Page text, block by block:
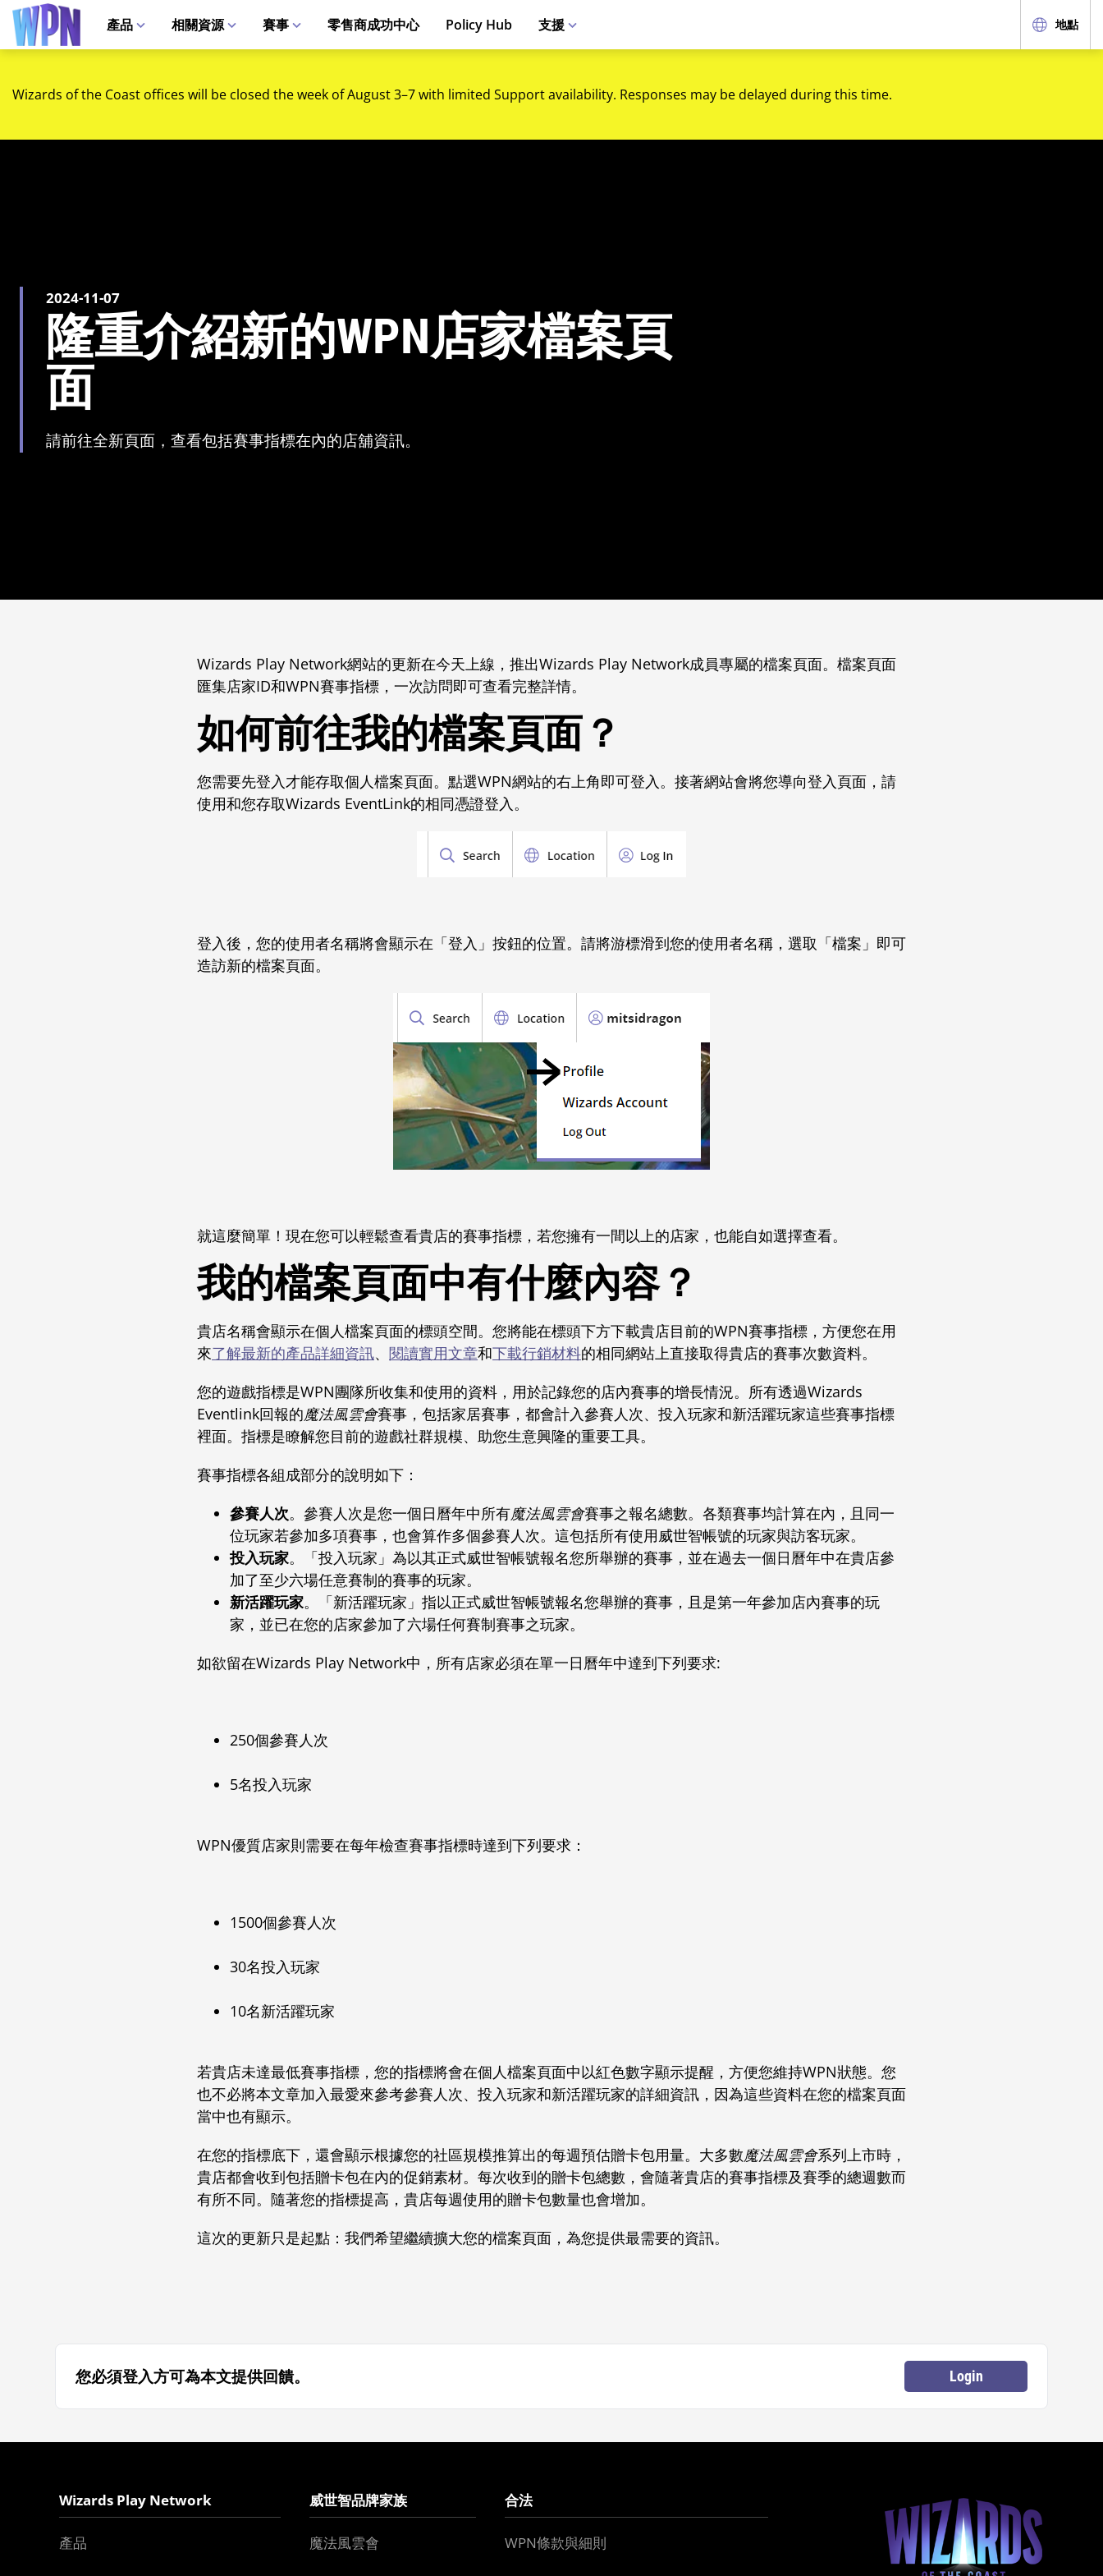
產品 相關資源 賽事 零售商成功中心 Policy Hub 支援 地點
Wizards of the Coast offices will be closed the week of August 3–7 with limited Support availability. Responses may be delayed during this time.
2024-11-07
隆重介紹新的WPN店家檔案頁
面
請前往全新頁面，查看包括賽事指標在內的店舖資訊。
Wizards Play Network網站的更新在今天上線，推出Wizards Play Network成員專屬的檔案頁面。檔案頁面
匯集店家ID和WPN賽事指標，一次訪問即可查看完整詳情。
如何前往我的檔案頁面？
您需要先登入才能存取個人檔案頁面。點選WPN網站的右上角即可登入。接著網站會將您導向登入頁面，請
使用和您存取Wizards EventLink的相同憑證登入。
登入後，您的使用者名稱將會顯示在「登入」按鈕的位置。請將游標滑到您的使用者名稱，選取「檔案」即可
造訪新的檔案頁面。
就這麼簡單！現在您可以輕鬆查看貴店的賽事指標，若您擁有一間以上的店家，也能自如選擇查看。
我的檔案頁面中有什麼內容？
貴店名稱會顯示在個人檔案頁面的標頭空間。您將能在標頭下方下載貴店目前的WPN賽事指標，方便您在用
來了解最新的產品詳細資訊、 閱讀實用文章和下載行銷材料的相同網站上直接取得貴店的賽事次數資料。
您的遊戲指標是WPN團隊所收集和使用的資料，用於記錄您的店內賽事的增長情況。所有透過Wizards
Eventlink回報的魔法風雲會賽事，包括家居賽事，都會計入參賽人次、投入玩家和新活躍玩家這些賽事指標
裡面。指標是瞭解您目前的遊戲社群規模、助您生意興隆的重要工具。
賽事指標各組成部分的說明如下：
參賽人次。參賽人次是您一個日曆年中所有魔法風雲會賽事之報名總數。各類賽事均計算在內，且同一
位玩家若參加多項賽事，也會算作多個參賽人次。這包括所有使用威世智帳號的玩家與訪客玩家。
投入玩家。「投入玩家」為以其正式威世智帳號報名您所舉辦的賽事，並在過去一個日曆年中在貴店參
加了至少六場任意賽制的賽事的玩家。
新活躍玩家。「新活躍玩家」指以正式威世智帳號報名您舉辦的賽事，且是第一年參加店內賽事的玩
家，並已在您的店家參加了六場任何賽制賽事之玩家。
如欲留在Wizards Play Network中，所有店家必須在單一日曆年中達到下列要求:
250個參賽人次
5名投入玩家
WPN優質店家則需要在每年檢查賽事指標時達到下列要求：
1500個參賽人次
30名投入玩家
10名新活躍玩家
若貴店未達最低賽事指標，您的指標將會在個人檔案頁面中以紅色數字顯示提醒，方便您維持WPN狀態。您
也不必將本文章加入最愛來參考參賽人次、投入玩家和新活躍玩家的詳細資訊，因為這些資料在您的檔案頁面
當中也有顯示。
在您的指標底下，還會顯示根據您的社區規模推算出的每週預估贈卡包用量。大多數魔法風雲會系列上市時，
貴店都會收到包括贈卡包在內的促銷素材。每次收到的贈卡包總數，會隨著貴店的賽事指標及賽季的總週數而
有所不同。隨著您的指標提高，貴店每週使用的贈卡包數量也會增加。
這次的更新只是起點：我們希望繼續擴大您的檔案頁面，為您提供最需要的資訊。
您必須登入方可為本文提供回饋。 Login
Wizards Play Network
產品
威世智品牌家族
魔法風雲會
合法
WPN條款與細則